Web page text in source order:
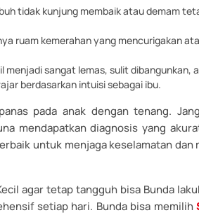
tidak kunjung membaik atau demam
ruam kemerahan yang mencurigakan
menjadi sangat lemas, sulit dibangunkan,
berdasarkan intuisi sebagai ibu.
pada anak dengan tenang.
mendapatkan diagnosis yang
untuk menjaga keselamatan
agar tetap tangguh bisa Bunda
setiap hari. Bunda bisa memilih